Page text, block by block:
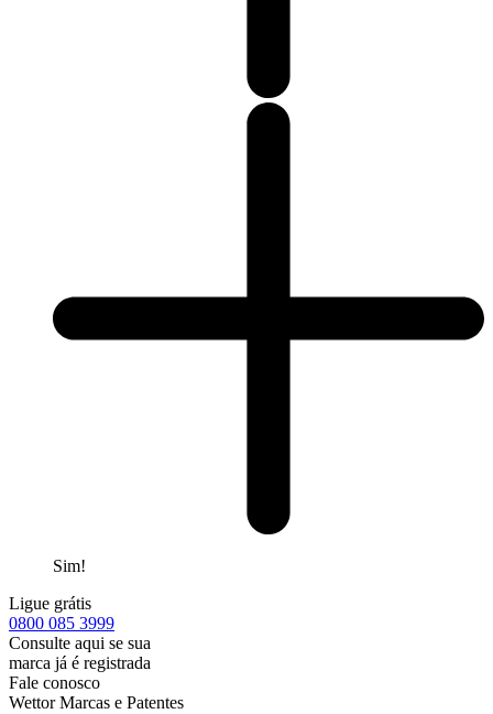
Sim!
Ligue grátis
0800 085 3999
Consulte aqui se sua
marca já é registrada
Fale conosco
Wettor Marcas e Patentes